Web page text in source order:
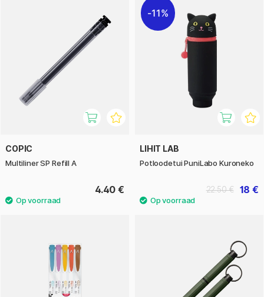
COPIC
Multiliner SP Refill A
4.40 €
11%
LIHIT LAB
Potloodetui PuniLabo Kuroneko
18 €
22.50 €